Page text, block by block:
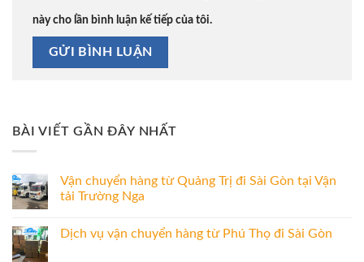
này cho lần bình luận kế tiếp của tôi.
BÀI VIẾT GẦN ĐÂY NHẤT
Vận chuyển hàng từ Quảng Trị đi Sài Gòn tại Vận
tải Trường Nga
Dịch vụ vận chuyển hàng từ Phú Thọ đi Sài Gòn